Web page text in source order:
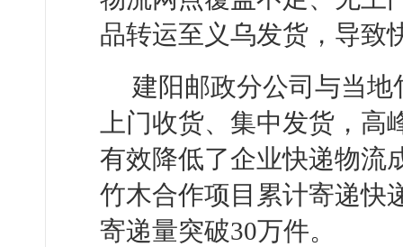
品转运至义乌发货，导致
建阳邮政分公司与当
上门收货、集中发货，
有效降低了企业快递物流
竹木合作项目累计寄递快
寄递量突破30万件。